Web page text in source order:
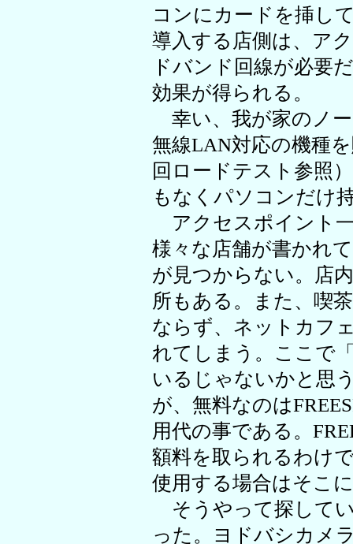
コンにカードを挿し
導入する店側は、ア
ドバンド回線が必要
効果が得られる。
幸い、我が家のノ
無線LAN対応の機種
回ロードテスト参照
もなくパソコンだけ
アクセスポイント
様々な店舗が書かれ
が見つからない。店
所もある。また、喫
ならず、ネットカフ
れてしまう。ここで
いるじゃないかと思
が、無料なのは
用代の事である。
額料を取られるわけ
使用する場合はそこ
そうやって探して
った。ヨドバシカメ